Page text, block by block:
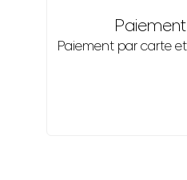
Paiement par carte